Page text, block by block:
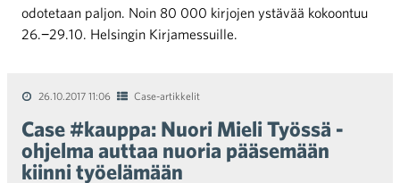
odotetaan paljon. Noin 80 000 kirjojen ystävää kokoontuu
26.−29.10. Helsingin Kirjamessuille.
26.10.2017 11:06 Case-artikkelit
Case #kauppa: Nuori Mieli Työssä -
ohjelma auttaa nuoria pääsemään
kiinni työelämään